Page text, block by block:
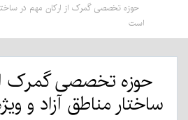
حوزه تخصصی گمرک از ارکان مهم در
است
حوزه تخصصی گمرک
ساختار مناطق آزاد و